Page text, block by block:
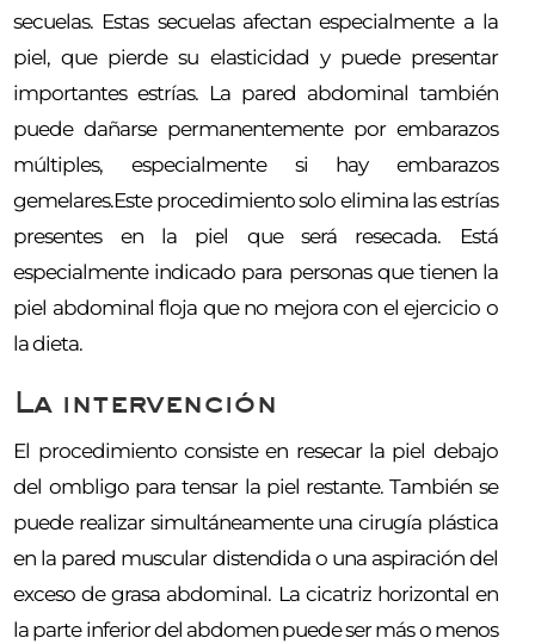
secuelas. Estas secuelas afectan especialmente a la
piel, que pierde su elasticidad y puede presentar
importantes estrías. La pared abdominal también
puede dañarse permanentemente por embarazos
múltiples, especialmente si hay embarazos
gemelares.Este procedimiento solo elimina las estrías
presentes en la piel que será resecada. Está
especialmente indicado para personas que tienen la
piel abdominal floja que no mejora con el ejercicio o
la dieta.
La intervención
El procedimiento consiste en resecar la piel debajo
del ombligo para tensar la piel restante. También se
puede realizar simultáneamente una cirugía plástica
en la pared muscular distendida o una aspiración del
exceso de grasa abdominal. La cicatriz horizontal en
la parte inferior del abdomen puede ser más o menos